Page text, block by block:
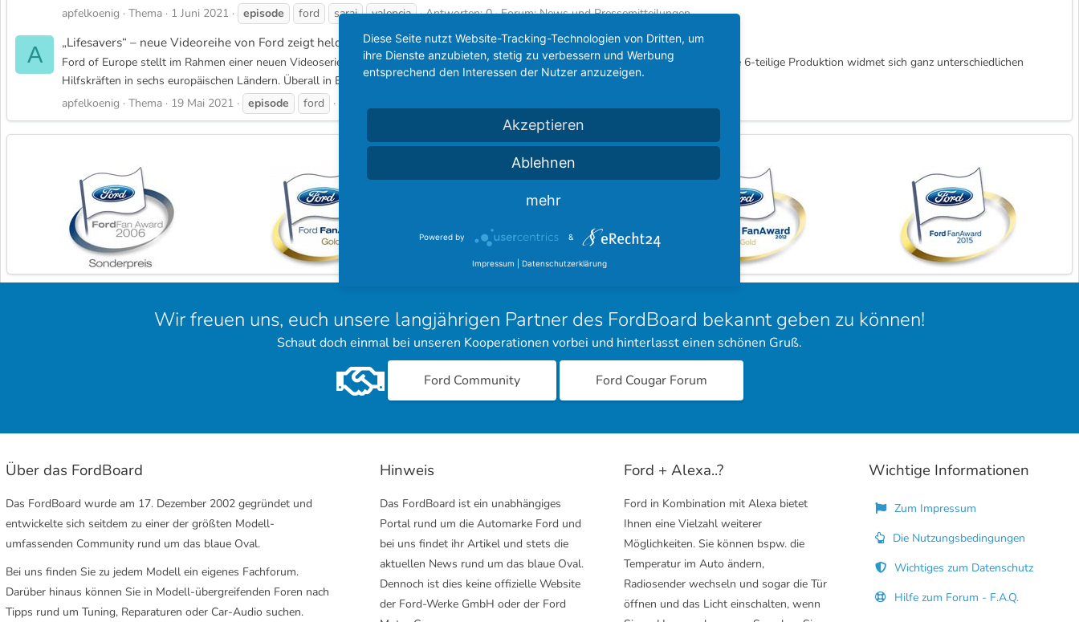
apfelkoenig
Thema 1 Juni 2021 episode ford sarai valencia Antworten: 0 Forum:News und Pressemitteilungen
A „Lifesavers“ – neue Videoreihe von Ford zeigt heldenhafte Rettungskräfte in ganz Europa
Ford of Europe stellt im Rahmen einer neuen Videoserie unter dem Titel „Livesavers“ einige engagierte Personen in den Mittelpunkt. Die 6-teilige Produktion widmet sich ganz unterschiedlichen
Hilfskräften in sechs europäischen Ländern. Überall in Europa folgen hauptberufliche und freiwillige...
apfelkoenig
Thema 19 Mai 2021 episode ford
Ehrungen für das FordBoard
Wir freuen uns, euch unsere langjährigen Partner des FordBoard bekannt geben zu können!
Schaut doch einmal bei unseren Kooperationen vorbei und hinterlasst einen schönen Gruß.
Ford Community Ford Cougar Forum
Über das FordBoard
Das FordBoard wurde am 17. Dezember 2002 gegründet und
entwickelte sich seitdem zu einer der größten Modell-
umfassenden Community rund um das blaue Oval.
Bei uns finden Sie zu jedem Modell ein eigenes Fachforum.
Darüber hinaus können Sie in Modell-übergreifenden Foren nach
Tipps rund um Tuning, Reparaturen oder Car-Audio suchen.
Hinweis
Das FordBoard ist ein unabhängiges
Portal rund um die Automarke Ford und
bei uns findet ihr Artikel und stets die
aktuellen News rund um das blaue Oval.
Dennoch ist dies keine offizielle Website
der Ford-Werke GmbH oder der Ford
Ford + Alexa..?
Ford in Kombination mit Alexa bietet
Ihnen eine Vielzahl weiterer
Möglichkeiten. Sie können bspw. die
Temperatur im Auto ändern,
Radiosender wechseln und sogar die Tür
öffnen und das Licht einschalten, wenn
Wichtige Informationen
Zum Impressum
Die Nutzungsbedingungen
Wichtiges zum Datenschutz
Hilfe zum Forum - F.A.Q.
Diese Seite nutzt Website-Tracking-Technologien von Dritten, um
ihre Dienste anzubieten, stetig zu verbessern und Werbung
entsprechend den Interessen der Nutzer anzuzeigen.
Akzeptieren
Ablehnen
mehr
Powered by &
Impressum Datenschutzerklärung